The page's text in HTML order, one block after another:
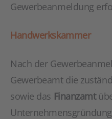
Gewerbeanmeldung
Handwerkskammer
Nach der
Gewerbeamt die
sowie das Finanzamt